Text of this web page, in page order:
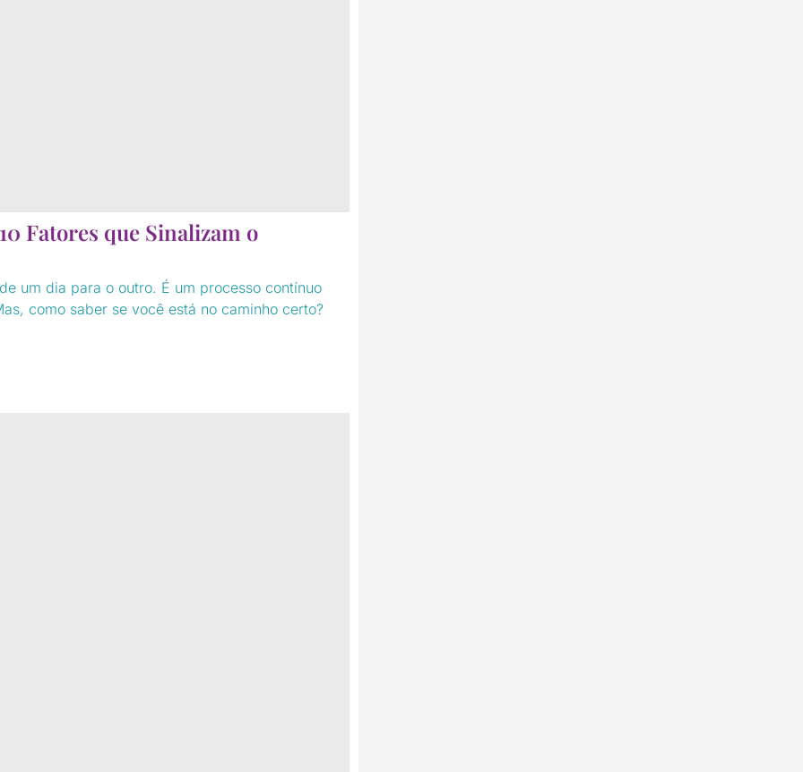
Fatores que Sinalizam o
um dia para o outro. É um processo contínuo
como saber se você está no caminho certo?